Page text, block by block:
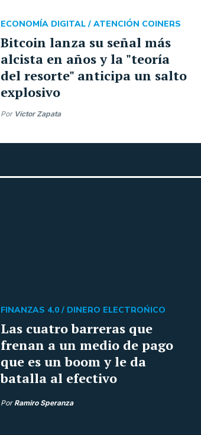
Bitcoin lanza su señal más
alcista en años y la "teoría
del resorte" anticipa un salto
explosivo
ECONOMÍA DIGITAL / ATENCIÓN COINERS
Por Víctor Zapata
Las cuatro barreras que
frenan a un medio de pago
que es un boom y le da
batalla al efectivo
FINANZAS 4.0 / DINERO ELECTROŃICO
Por Ramiro Speranza